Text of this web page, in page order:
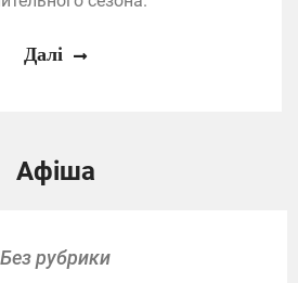
Далі
Афіша
Без рубрики